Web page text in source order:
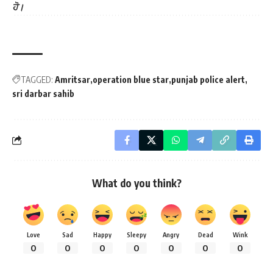
ਹੋ।
TAGGED: Amritsar operation blue star punjab police alert
sri darbar sahib
What do you think?
Love
0
Sad
0
Happy
0
Sleepy
0
Angry
0
Dead
0
Wink
0